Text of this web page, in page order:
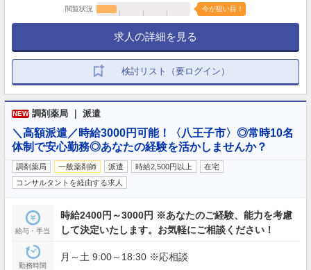
閲覧状況 今が狙い目！
求人の詳細を見る
検討リスト（要ログイン）
NEW 調剤薬局 ｜ 派遣
＼高額派遣／時給3000円可能！〈八王子市〉◎常時10名
体制で安心勤務◎あなたの経験を活かしませんか？
調剤薬局 一般薬剤師 派遣 時給2,500円以上
在宅
コンサルタントを経由する求人
給与・手当
時給2400円～3000円 ※あなたのご経験、能力を考慮
して決定いたします。お気軽にご相談ください！
勤務時間
月～土 9:00～18:30 ※応相談